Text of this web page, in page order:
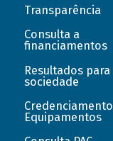
Transparência
Consulta a
financiamentos
Resultados para
sociedade
Equipamentos